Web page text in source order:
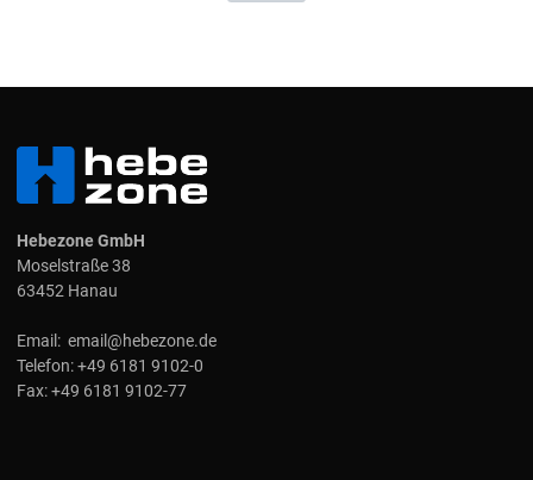
Hebezone GmbH
Moselstraße 38
63452 Hanau
Email: email@hebezone.de
Telefon:+49 6181 9102-0
Fax:+49 6181 9102-77